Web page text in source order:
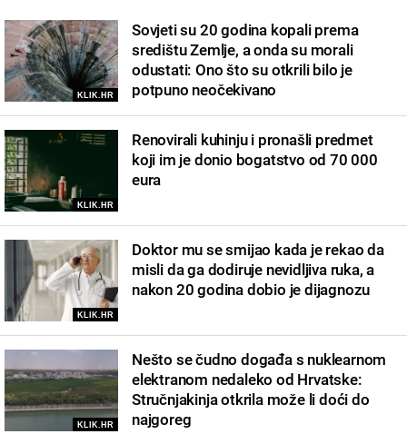
KLIK.HR
Sovjeti su 20 godina kopali prema
središtu Zemlje, a onda su morali
odustati: Ono što su otkrili bilo je
potpuno neočekivano
KLIK.HR
Renovirali kuhinju i pronašli predmet
koji im je donio bogatstvo od 70 000
eura
KLIK.HR
Doktor mu se smijao kada je rekao da
misli da ga dodiruje nevidljiva ruka, a
nakon 20 godina dobio je dijagnozu
KLIK.HR
Nešto se čudno događa s nuklearnom
elektranom nedaleko od Hrvatske:
Stručnjakinja otkrila može li doći do
najgoreg